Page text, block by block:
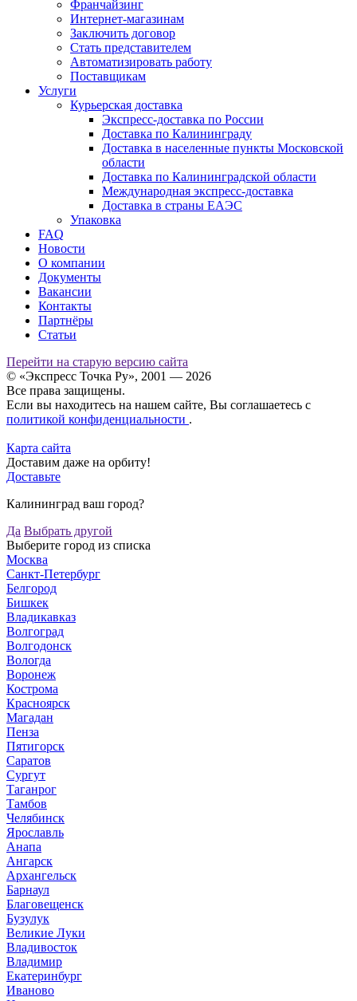
Франчайзинг
Интернет-магазинам
Заключить договор
Стать представителем
Автоматизировать работу
Поставщикам
Услуги
Курьерская доставка
Экспресс-доставка по России
Доставка по Калининграду
Доставка в населенные пункты Московской
области
Доставка по Калининградской области
Международная экспресс-доставка
Доставка в страны ЕАЭС
Упаковка
FAQ
Новости
О компании
Документы
Вакансии
Контакты
Партнёры
Статьи
Перейти на старую версию сайта
© «Экспресс Точка Ру», 2001 — 2026
Все права защищены.
Если вы находитесь на нашем сайте, Вы соглашаетесь с
политикой конфиденциальности .
Карта сайта
Доставим даже на орбиту!
Доставьте
Калининград ваш город?
Да Выбрать другой
Выберите город из списка
Москва
Санкт-Петербург
Белгород
Бишкек
Владикавказ
Волгоград
Волгодонск
Вологда
Воронеж
Кострома
Красноярск
Магадан
Пенза
Пятигорск
Саратов
Сургут
Таганрог
Тамбов
Челябинск
Ярославль
Анапа
Ангарск
Архангельск
Барнаул
Благовещенск
Бузулук
Великие Луки
Владивосток
Владимир
Екатеринбург
Иваново